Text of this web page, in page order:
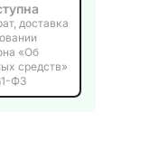
доставка
«Об
средств»
ФЗ